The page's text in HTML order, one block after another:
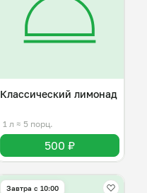
Классический лимонад
1 л ≈ 5 порц.
500 ₽
Завтра c 10:00